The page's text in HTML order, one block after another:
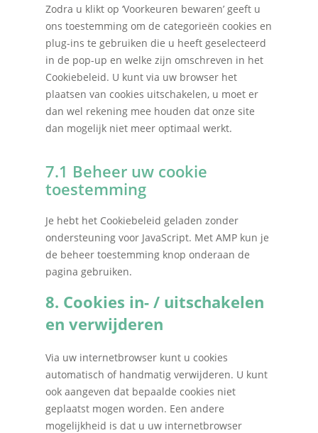
Zodra u klikt op ‘Voorkeuren bewaren’ geeft u
ons toestemming om de categorieën cookies en
plug-ins te gebruiken die u heeft geselecteerd
in de pop-up en welke zijn omschreven in het
Cookiebeleid. U kunt via uw browser het
plaatsen van cookies uitschakelen, u moet er
dan wel rekening mee houden dat onze site
dan mogelijk niet meer optimaal werkt.
7.1 Beheer uw cookie
toestemming
Je hebt het Cookiebeleid geladen zonder
ondersteuning voor JavaScript. Met AMP kun je
de beheer toestemming knop onderaan de
pagina gebruiken.
8. Cookies in- / uitschakelen
en verwijderen
Via uw internetbrowser kunt u cookies
automatisch of handmatig verwijderen. U kunt
ook aangeven dat bepaalde cookies niet
geplaatst mogen worden. Een andere
mogelijkheid is dat u uw internetbrowser
Home
Diensten
Accountancy
Bedrijfs- en juridisch
Startersbegeleiding
Particulieren
Nieuws